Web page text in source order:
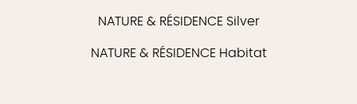
NATURE & RÉSIDENCE Silver
NATURE & RÉSIDENCE Habitat